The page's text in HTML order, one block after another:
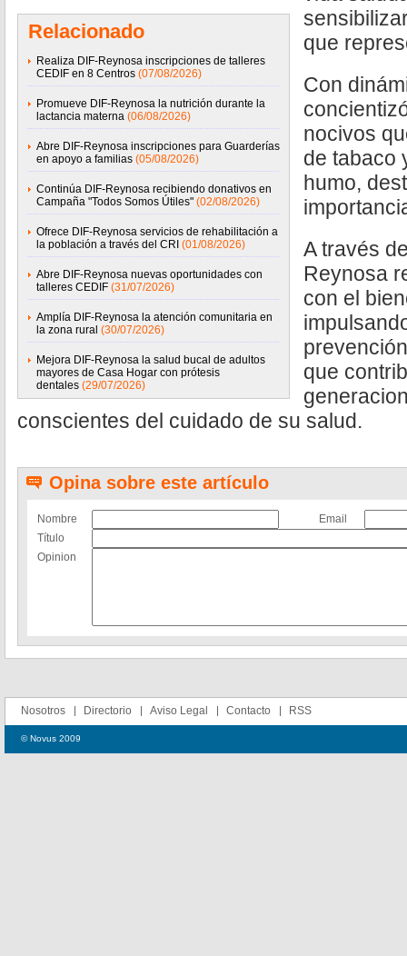
Relacionado
Realiza DIF-Reynosa inscripciones de talleres
CEDIF en 8 Centros (07/08/2026)
Promueve DIF-Reynosa la nutrición durante la
lactancia materna (06/08/2026)
Abre DIF-Reynosa inscripciones para Guarderías
en apoyo a familias (05/08/2026)
Continúa DIF-Reynosa recibiendo donativos en
Campaña "Todos Somos Útiles" (02/08/2026)
Ofrece DIF-Reynosa servicios de rehabilitación a
la población a través del CRI (01/08/2026)
Abre DIF-Reynosa nuevas oportunidades con
talleres CEDIF (31/07/2026)
Amplía DIF-Reynosa la atención comunitaria en
la zona rural (30/07/2026)
Mejora DIF-Reynosa la salud bucal de adultos
mayores de Casa Hogar con prótesis
dentales (29/07/2026)
que
Con
nocivos
de tabaco
humo,
A través
Reynosa
con el
que
conscientes del cuidado de su salud.
Opina sobre este artículo
Nombre
Email
Título
Opinion
Nosotros Directorio Aviso Legal Contacto RSS
© Novus 2009